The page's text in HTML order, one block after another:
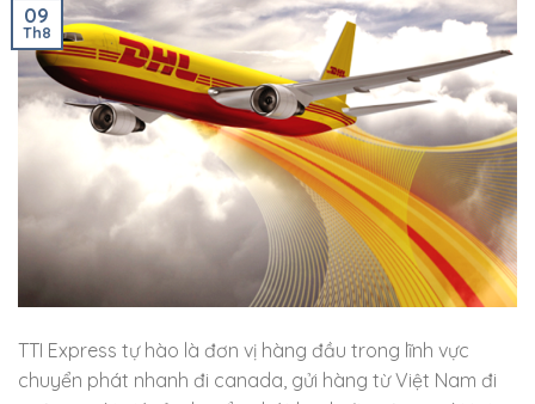
09
Th8
TTI Express tự hào là đơn vị hàng đầu trong lĩnh vực
chuyển phát nhanh đi canada, gửi hàng từ Việt Nam đi